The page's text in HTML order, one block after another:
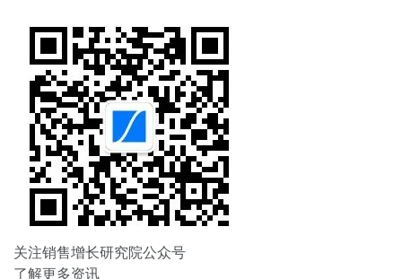
航
关注销售增长研究院公众号
了解更多资讯